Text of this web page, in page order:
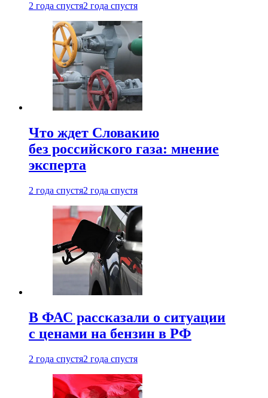
2 года спустя2 года спустя
Что ждет Словакию
без российского газа: мнение
эксперта
2 года спустя2 года спустя
В ФАС рассказали о ситуации
с ценами на бензин в РФ
2 года спустя2 года спустя